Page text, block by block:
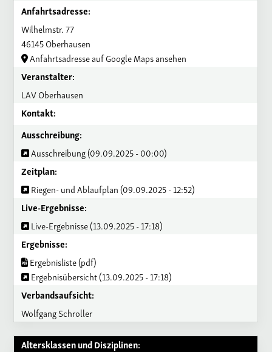
Anfahrtsadresse:
Wilhelmstr. 77
46145 Oberhausen
Anfahrtsadresse auf Google Maps ansehen
Veranstalter:
LAV Oberhausen
Kontakt:
Ausschreibung:
Ausschreibung (09.09.2025 - 00:00)
Zeitplan:
Riegen- und Ablaufplan (09.09.2025 - 12:52)
Live-Ergebnisse:
Live-Ergebnisse (13.09.2025 - 17:18)
Ergebnisse:
Ergebnisliste (pdf)
Ergebnisübersicht (13.09.2025 - 17:18)
Verbandsaufsicht:
Wolfgang Schroller
Altersklassen und Disziplinen: